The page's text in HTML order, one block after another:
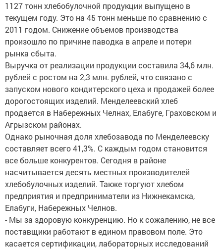
1127 тонн хлебобулочной продукции выпущено в
текущем году. Это на 45 тонн меньше по сравнению с
2011 годом. Снижение объемов производства
произошло по причине паводка в апреле и потери
рынка сбыта.
Выручка от реализации продукции составила 34,6 млн.
рублей с ростом на 2,3 млн. рублей, что связано с
запуском нового кондитерского цеха и продажей более
дорогостоящих изделий. Менделеевский хлеб
продается в Набережных Челнах, Елабуге, Граховском и
Агрызском районах.
Однако рыночная доля хлебозавода по Менделеевску
составляет всего 41,3%. С каждым годом становится
все больше конкурентов. Сегодня в районе
насчитывается десять местных производителей
хлебобулочных изделий. Также торгуют хлебом
предприятия и предприниматели из Нижнекамска,
Елабуги, Набережных Челнов.
- Мы за здоровую конкуренцию. Но к сожалению, не все
поставщики работают в едином правовом поле. Это
касается сертификации, лабораторных исследований